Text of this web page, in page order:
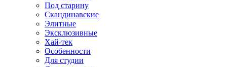
Под старину
Скандинавские
Элитные
Эксклюзивные
Хай-тек
Особенности
Для студии